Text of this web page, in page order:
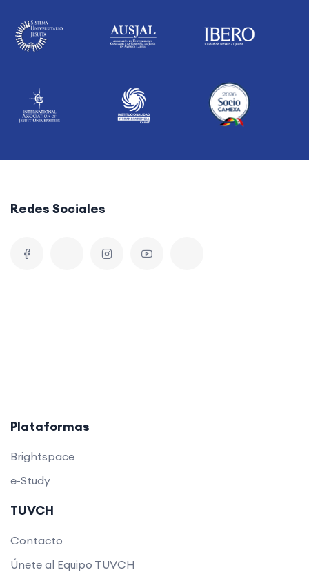
Redes Sociales
Plataformas
Brightspace
e-Study
TUVCH
Contacto
Únete al Equipo TUVCH